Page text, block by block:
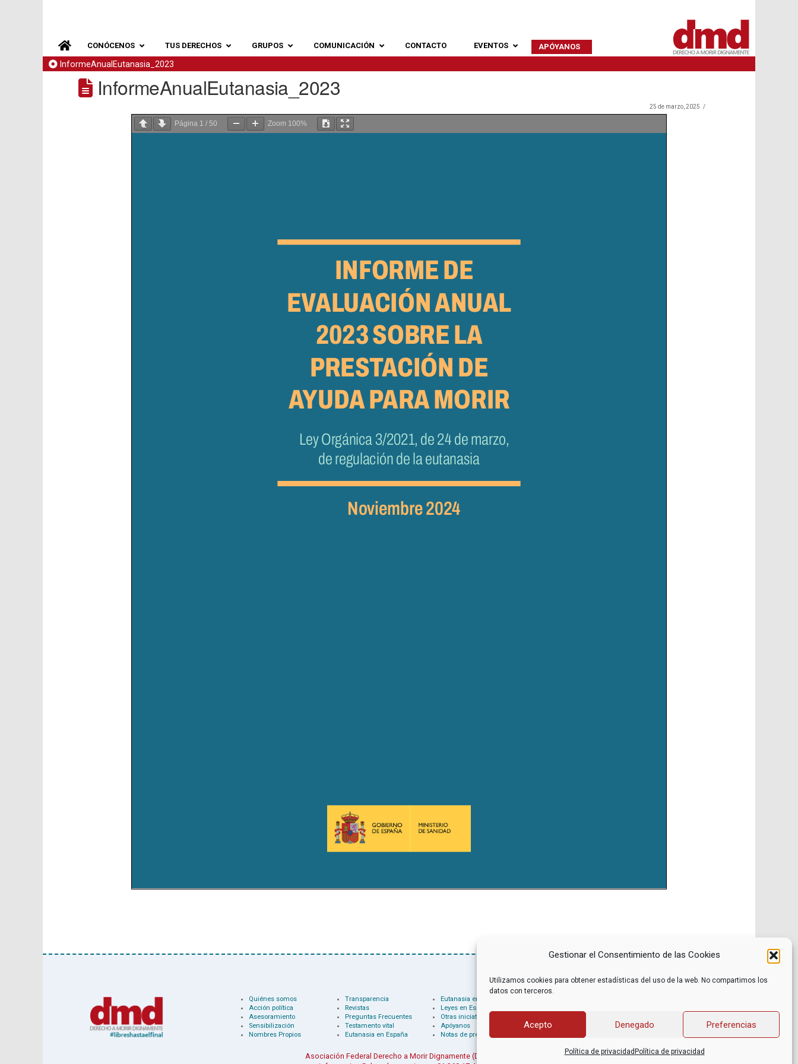
Gestionar el Consentimiento de las Cookies
Utilizamos cookies para obtener estadísticas del uso de la web. No compartimos los
datos con terceros.
Acepto Denegado Preferencias
Política de privacidad Política de privacidad
CONÓCENOS TUS DERECHOS GRUPOS COMUNICACIÓN CONTACTO EVENTOS APÓYANOS
InformeAnualEutanasia_2023
InformeAnualEutanasia_2023
25 de marzo, 2025
Página 1 / 50 Zoom 100%
Quiénes somos
Acción política
Asesoramiento
Sensibilización
Nombres Propios
Transparencia
Revistas
Preguntas Frecuentes
Testamento vital
Eutanasia en España
Eutanasia en el mundo
Leyes en España
Otras iniciativas
Apóyanos
Notas de prensa
Libros recomendados
Películas recomendadas
Facebook
Asociación Federal Derecho a Morir Dignamente (DMD)